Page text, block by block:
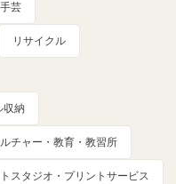
芸
リサイクル
収納
チャー・教育・教習所
スタジオ・プリントサービス